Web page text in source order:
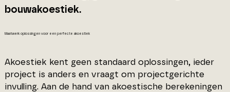
bouwakoestiek.
Maatwerk oplossingen voor een perfecte akoestiek
Akoestiek kent geen standaard oplossingen, ieder
project is anders en vraagt om projectgerichte
invulling. Aan de hand van akoestische berekeningen